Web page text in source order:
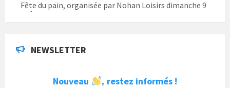
Fête du pain, organisée par Nohan Loisirs dimanche 9
août.
NEWSLETTER
Nouveau , restez informés !